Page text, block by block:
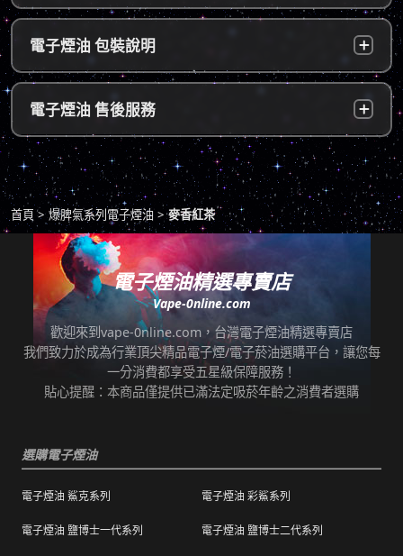
b. 7-11便利店：訂單成立後，24小時內寄出，
2～5個工作天內可送達指定便利店。（ 如遇休
延。遇異常出貨情況，將另外通知您）。
*提示1：線上支付成功並至便利店取貨者須核
對證件，取貨人必須是商品託運單上的收件
人，收件人請勿使用暱稱、假名以免無法順利
取貨。
*提示2：至便利店付款並取貨者，請確認您提
交訂單時的暱稱與包裹是否一致，順利付款後
即可取貨。
*提示3：使用超商到店未取貨者，或會影響
「超商取貨信用」而導致無法再次使用超商取
貨服務，請顧客及時前往取貨。
任何運輸配送方式皆有發生延誤之可能，我們
保證訂單成立後會在24小時內出貨，但無法保
證物流配送零機率延遲。
統更新時間，會有所出入）
海外運送：
海外顧客如需訂購，請聯絡客服中心協助海外
貨到付款：
使用貨到付款方式只需於配達貨物時，將訂單
款項以新台幣現金的方式繳款，即可完成付
款。
超商付款：
訂單送達門市後，會寄送簡訊通知取貨，請至
超商告知門市人員您訂購時所填寫的聯絡電話
後三碼，並付款取貨。
電子煙油 包裝說明
隱密包裝：
由於台灣法律政策原因，包裝上不會註明內容
物，謝謝理解。
電子煙油 售後服務
退換貨原則 包裹拆封請全程錄影，已確保雙方權益。
商品若有任何瑕疵問題，請拍照/錄影並聯絡本
站客服，以利於退/換貨保固處理。
七天鑑賞期內有任何非人為問題，可免費退/換
貨。超過七天鑑賞期後若要退/換全新未拆封非
瑕疵商品，將收取總金額的20%服務費，並需
自行承擔來回運費。
本站所有商品在運送途中均有可能因為壓力改
變而造成滲漏問題，如發現滲漏，請拍照/錄影
並聯絡客服進行免費退換。有其他疑慮請聯絡
客服。
裝上黏貼紙張或書寫文字。
首頁 爆脾氣系列電子煙油 麥香紅茶
電子煙油精選專賣店
Vape-0nline.com
歡迎來到vape-0nline.com，台灣電子煙油精選專賣店
我們致力於成為行業頂尖精品電子煙/電子菸油選購平台，讓您每
一分消費都享受五星級保障服務！
貼心提醒：本商品僅提供已滿法定吸菸年齡之消費者選購
選購電子煙油
電子煙油 鯊克系列 電子煙油 彩鯊系列
電子煙油 鹽博士一代系列 電子煙油 鹽博士二代系列